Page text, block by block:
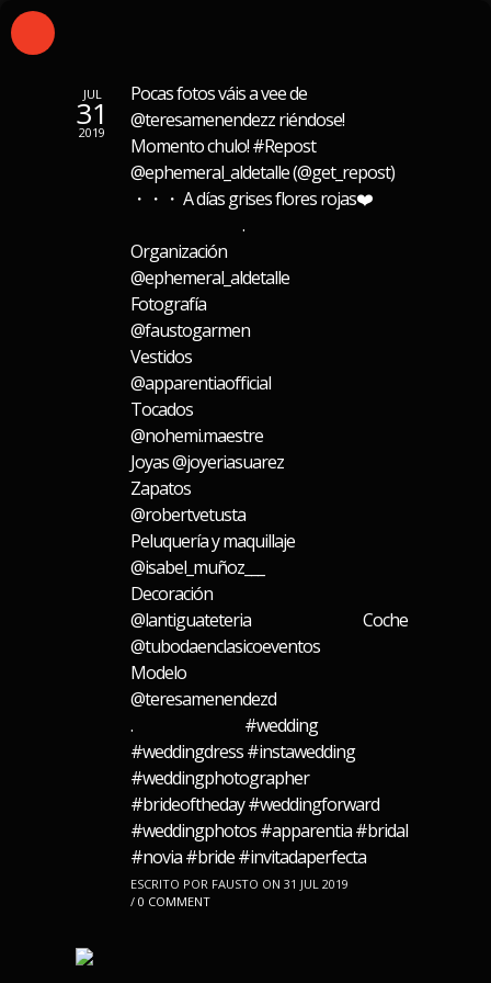
JUL
31
2019
Pocas fotos váis a vee de
@teresamenendezz riéndose!
Momento chulo! #Repost
@ephemeral_aldetalle (@get_repost)
・・・ A días grises flores rojas❤️
⠀⠀⠀⠀⠀⠀⠀⠀⠀ .⠀⠀⠀⠀⠀⠀⠀⠀⠀
Organización
@ephemeral_aldetalle⠀⠀⠀⠀⠀⠀⠀⠀⠀
Fotografía
@faustogarmen⠀⠀⠀⠀⠀⠀⠀⠀⠀
Vestidos
@apparentiaofficial⠀⠀⠀⠀⠀⠀⠀⠀⠀
Tocados
@nohemi.maestre⠀⠀⠀⠀⠀⠀⠀⠀⠀
Joyas @joyeriasuarez⠀⠀⠀⠀⠀⠀⠀⠀⠀
Zapatos
@robertvetusta⠀⠀⠀⠀⠀⠀⠀⠀⠀
Peluquería y maquillaje
@isabel_muñoz___⠀⠀⠀⠀⠀⠀⠀⠀⠀
Decoración
@lantiguateteria⠀⠀⠀⠀⠀⠀⠀⠀⠀ Coche
@tubodaenclasicoeventos⠀⠀⠀⠀⠀⠀⠀⠀⠀
Modelo
@teresamenendezd⠀⠀⠀⠀⠀⠀⠀⠀⠀
.⠀⠀⠀⠀⠀⠀⠀⠀⠀ #wedding
#weddingdress #instawedding
#weddingphotographer
#brideoftheday #weddingforward
#weddingphotos #apparentia #bridal
#novia #bride #invitadaperfecta
ESCRITO POR FAUSTO ON 31 JUL 2019
/ 0 COMMENT